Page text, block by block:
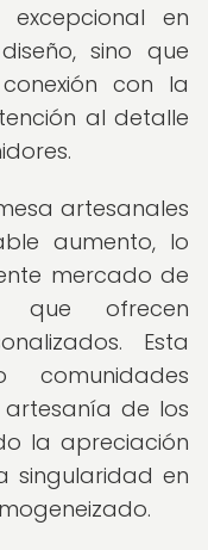
en
sino que
con la
al detalle
artesanales
aumento, lo
mercado de
que ofrecen
Esta
comunidades
de los
la apreciación
singularidad en